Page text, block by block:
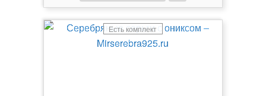
Есть комплект